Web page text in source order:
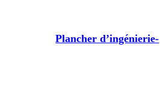
Plancher d’ingénierie-